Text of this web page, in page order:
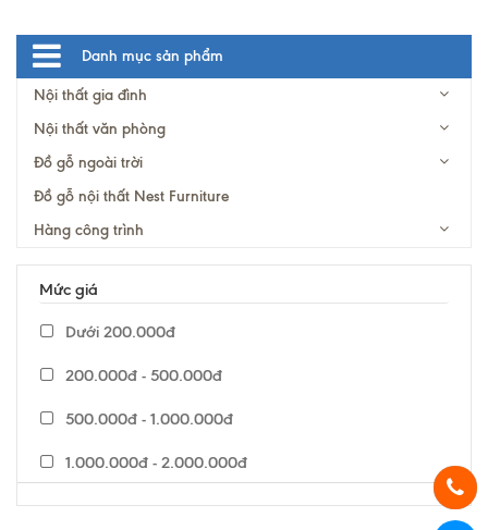
Danh mục sản phẩm
Nội thất gia đình
Nội thất văn phòng
Đồ gỗ ngoài trời
Đồ gỗ nội thất Nest Furniture
Hàng công trình
Mức giá
Dưới 200.000đ
200.000đ - 500.000đ
500.000đ - 1.000.000đ
1.000.000đ - 2.000.000đ
2.000.000đ - 5.000.000đ